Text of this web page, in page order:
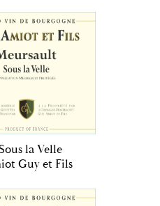
la Velle
Guy et Fils